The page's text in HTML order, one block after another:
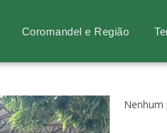
Coromandel e Região
Nenhum